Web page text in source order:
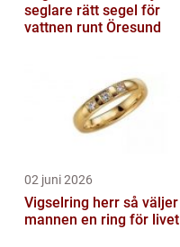
seglare rätt segel för
vattnen runt Öresund
02 juni 2026
Vigselring herr så väljer
mannen en ring för livet